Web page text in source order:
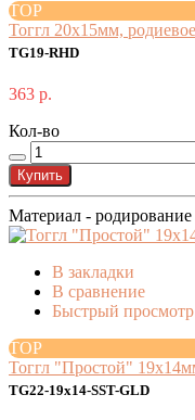
TOP
Тоггл 20x15мм,
TG19-RHD
363 р.
Кол-во
Купить
Материал -
В закладки
В сравнение
Быстрый просмотр
TOP
Тоггл "Простой"
TG22-19x14-SST-GLD